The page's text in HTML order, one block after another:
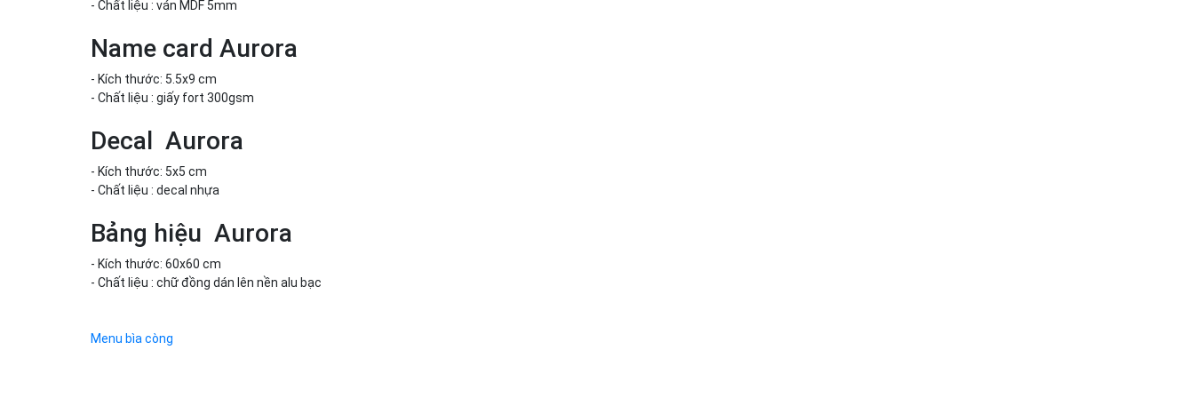
- Chất liệu : ván MDF 5mm
Name card Aurora
- Kích thước: 5.5x9 cm
- Chất liệu : giấy fort 300gsm
Decal Aurora
- Kích thước: 5x5 cm
- Chất liệu : decal nhựa
Bảng hiệu Aurora
- Kích thước: 60x60 cm
- Chất liệu : chữ đồng dán lên nền alu bạc
Menu bìa còng